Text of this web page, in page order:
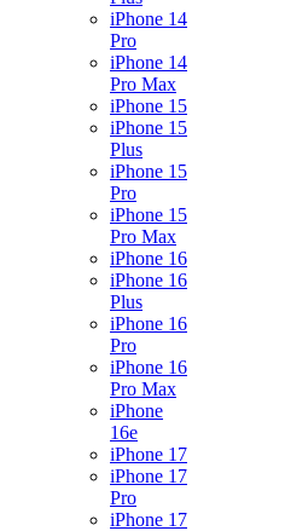
iPhone 14
Pro
iPhone 14
Pro Max
iPhone 15
iPhone 15
Plus
iPhone 15
Pro
iPhone 15
Pro Max
iPhone 16
iPhone 16
Plus
iPhone 16
Pro
iPhone 16
Pro Max
iPhone
16e
iPhone 17
iPhone 17
Pro
iPhone 17